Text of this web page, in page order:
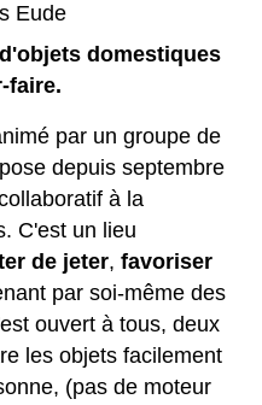
Eude
domestiques
faire.
par un groupe de
depuis septembre
à la
C'est un lieu
de jeter, favoriser
par soi-même des
ouvert à tous, deux
les objets facilement
(pas de moteur